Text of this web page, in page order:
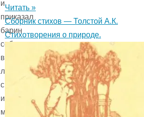
и
приказал
барин
собрать
всех
людей
своих
и
мужика
Читать »
Сборник стихов — Толстой А.К.
Стихотворения о природе.